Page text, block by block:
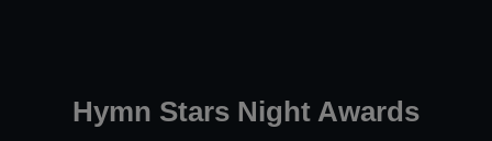
Hymn Stars Night Awards